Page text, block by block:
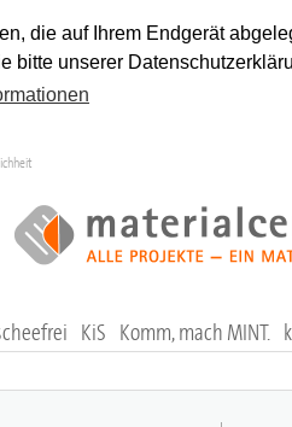
die auf Ihrem Endgerät
unserer
KiS Komm, mach MINT.